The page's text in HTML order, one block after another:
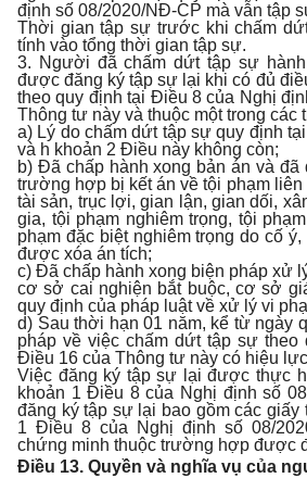
định số 08/2020/NĐ-CP mà vẫn tập
Thời gian tập sự trước khi chấm
tính vào tổng thời gian tập sự.
3. Người đã chấm dứt tập sự
được đăng ký tập sự lại khi có đủ
theo quy định tại Điều 8 của Nghị
Thông tư này và thuộc một trong các
a) Lý do chấm dứt tập sự quy định
và h khoản 2 Điều này không còn;
b) Đã chấp hành xong bản án và
trường hợp bị kết án về tội phạm liên
tài sản, trục lợi, gian lận, gian dối,
gia, tội phạm nghiêm trọng, tội
phạm đặc biệt nghiêm trọng do cố
được xóa án tích;
c) Đã chấp hành xong biện pháp xử
cơ sở cai nghiện bắt buộc, cơ sở
quy định của pháp luật về xử lý vi
d) Sau thời hạn 01 năm, kể từ ngày
pháp về việc chấm dứt tập sự theo
Điều 16 của Thông tư này có hiệu
Việc đăng ký tập sự lại được thực
khoản 1 Điều 8 của Nghị định số
đăng ký tập sự lại bao gồm các giấy
1 Điều 8 của Nghị định số 08/
chứng minh thuộc trường hợp được
Điều 13. Quyền và nghĩa vụ của